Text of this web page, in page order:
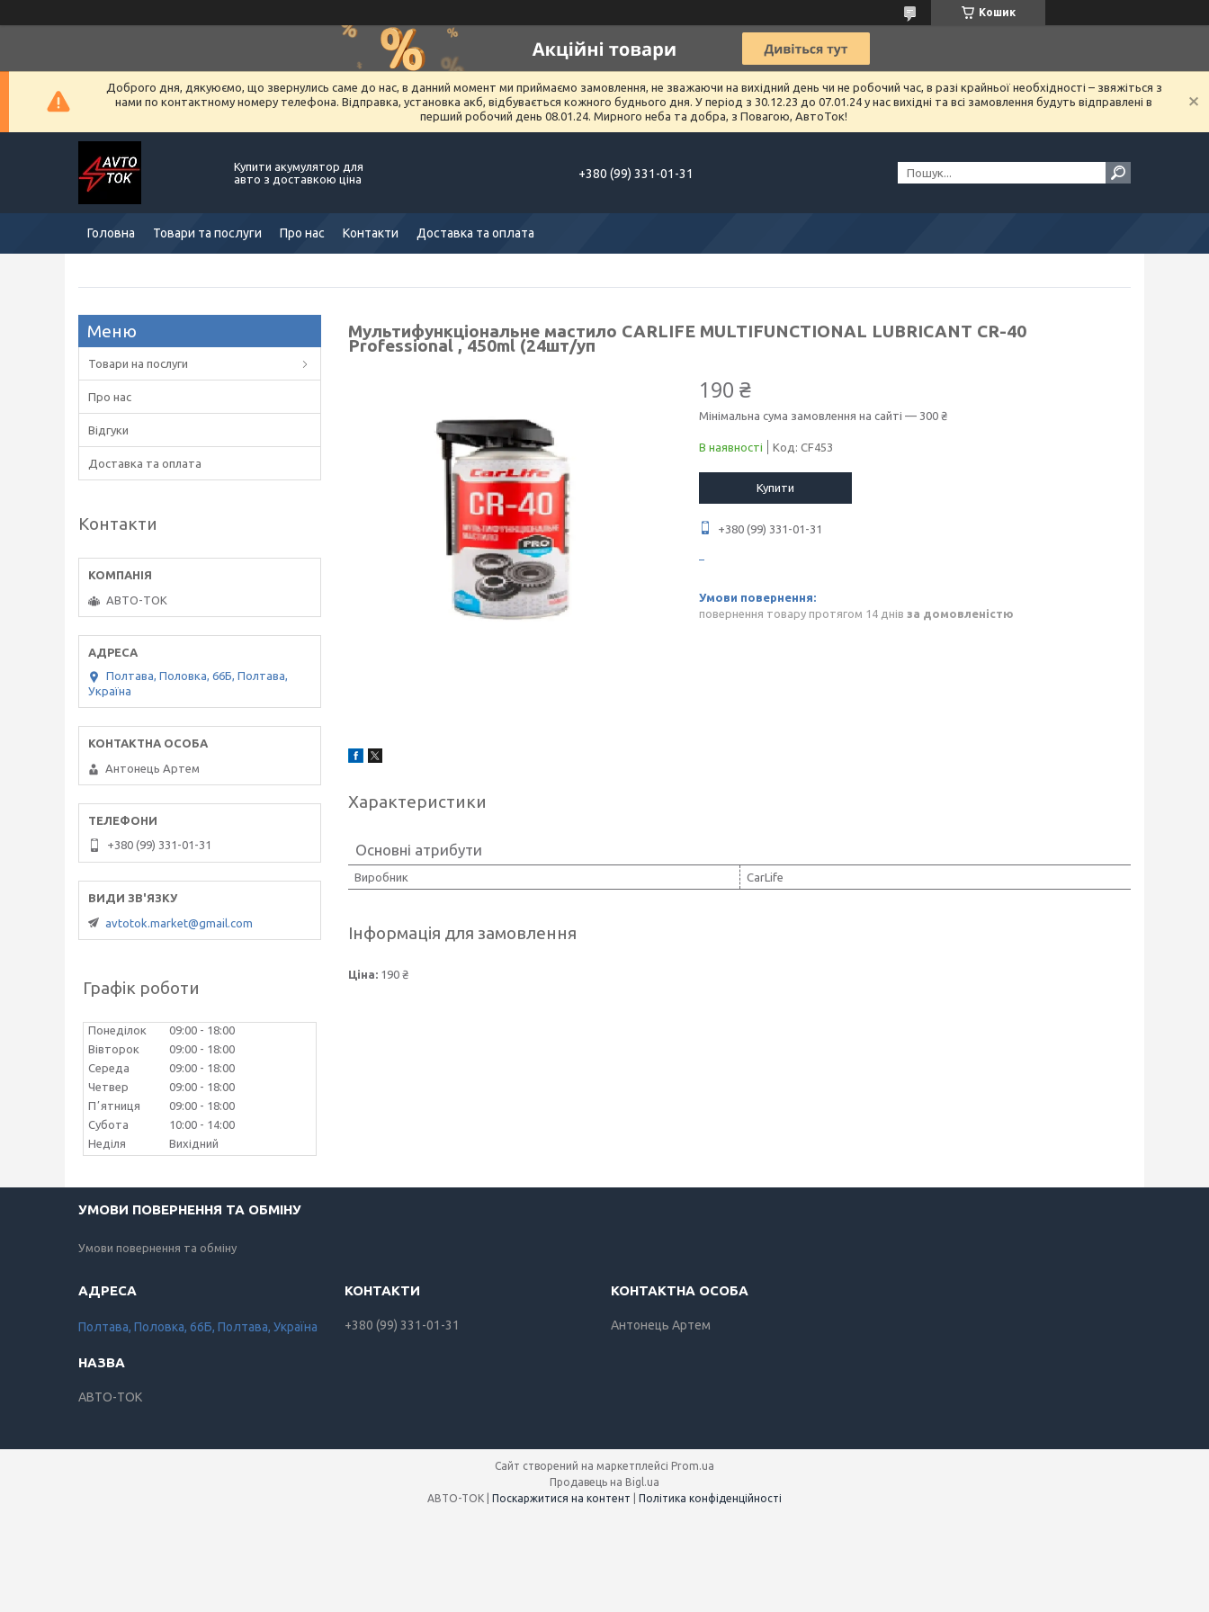
Кошик
Доброго дня, дякуюємо, що звернулись саме до нас, в данний момент ми приймаємо замовлення, не зважаючи на вихідний день чи не робочий час, в разі крайньої необхідності – звяжіться з
нами по контактному номеру телефона. Відправка, установка акб, відбувається кожного буднього дня. У період з 30.12.23 до 07.01.24 у нас вихідні та всі замовлення будуть відправлені в
перший робочий день 08.01.24. Мирного неба та добра, з Повагою, АвтоТок!
Купити акумулятор для
авто з доставкою ціна
+380 (99) 331-01-31
Головна Товари та послуги Про нас Контакти Доставка та оплата
Мультифункціональне мастило CARLIFE MULTIFUNCTIONAL LUBRICANT CR-40
Professional , 450ml (24шт/уп
190 ₴
Мінімальна сума замовлення на сайті — 300 ₴
В наявності Код: CF453
Купити
+380 (99) 331-01-31
повернення товару протягом 14 днів за домовленістю
Характеристики
Основні атрибути
Виробник CarLife
Інформація для замовлення
Ціна: 190 ₴
Товари на послуги
Про нас
Відгуки
Доставка та оплата
Контакти
АВТО-ТОК
Полтава, Половка, 66Б, Полтава,
Україна
Антонець Артем
+380 (99) 331-01-31
avtotok.market@gmail.com
Графік роботи
Понеділок 09:00
18:00
Вівторок
09:00
18:00
Середа
09:00
18:00
Четвер
09:00
18:00
Пʼятниця
09:00
18:00
Субота
10:00
14:00
Неділя
Вихідний
УМОВИ ПОВЕРНЕННЯ ТА ОБМІНУ
Умови повернення та обміну
Полтава, Половка, 66Б, Полтава, Україна
АВТО-ТОК
+380 (99) 331-01-31 Антонець Артем
Сайт створений на маркетплейсі Prom.ua
Продавець на Bigl.ua
Поскаржитися на контент Політика конфіденційності